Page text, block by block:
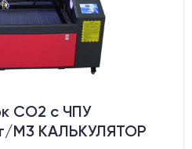
CO2 c ЧПУ
М3 КАЛЬКУЛЯТОР